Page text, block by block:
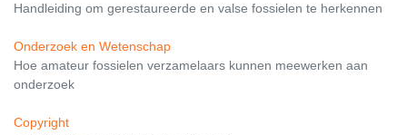
Handleiding om gerestaureerde en valse fossielen te herkennen
Onderzoek en Wetenschap
Hoe amateur fossielen verzamelaars kunnen meewerken aan
onderzoek
Copyright